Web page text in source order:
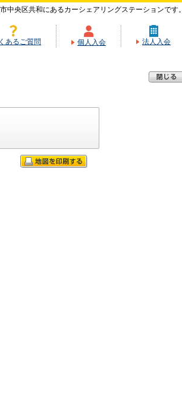
中央区共和にあるカーシェアリングステーションです。
あるご質問 個人入会 法人入会